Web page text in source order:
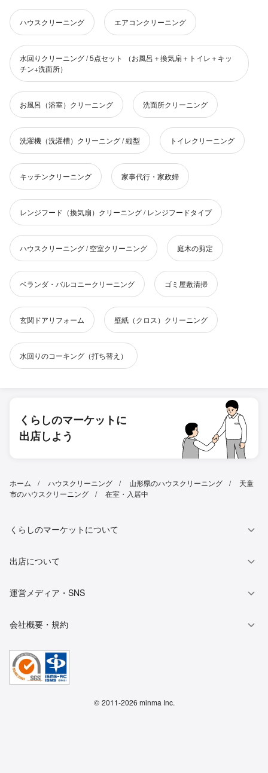
ハウスクリーニング エアコンクリーニング
水回りクリーニング / 5点セット （お風呂＋換気扇＋トイレ＋キッ
チン+洗面所）
お風呂（浴室）クリーニング 洗面所クリーニング
洗濯機（洗濯槽）クリーニング / 縦型 トイレクリーニング
キッチンクリーニング 家事代行・家政婦
レンジフード（換気扇）クリーニング / レンジフードタイプ
ハウスクリーニング / 空室クリーニング 庭木の剪定
ベランダ・バルコニークリーニング ゴミ屋敷清掃
玄関ドアリフォーム 壁紙（クロス）クリーニング
水回りのコーキング（打ち替え）
くらしのマーケットに
出店しよう
ホーム ハウスクリーニング 山形県のハウスクリーニング
天童
市のハウスクリーニング
在室・入居中
くらしのマーケットについて
出店について
運営メディア・SNS
会社概要・規約
© 2011-2026 minma Inc.